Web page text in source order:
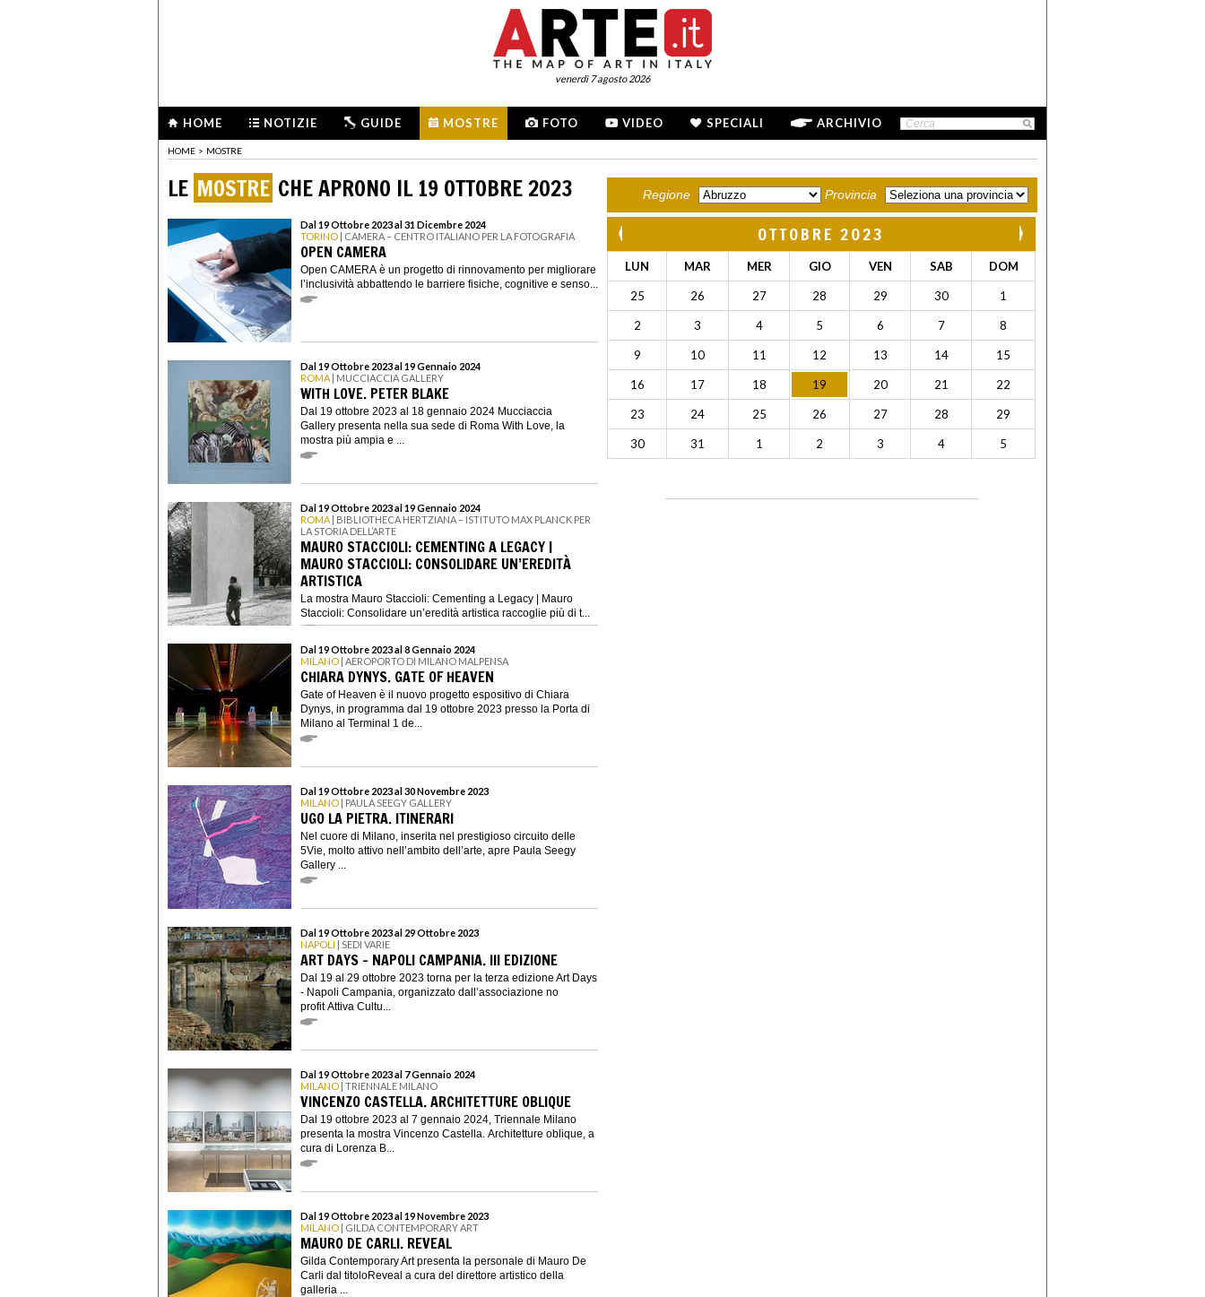
venerdì 7 agosto 2026
HOME NOTIZIE GUIDE MOSTRE FOTO VIDEO SPECIALI ARCHIVIO
HOME > MOSTRE
LE MOSTRE CHE APRONO IL 19 OTTOBRE 2023
Dal 19 Ottobre 2023 al 31 Dicembre 2024
TORINO | CAMERA – CENTRO ITALIANO PER LA FOTOGRAFIA
OPEN CAMERA
Open CAMERA è un progetto di rinnovamento per migliorare
l’inclusività abbattendo le barriere fisiche, cognitive e senso...
Dal 19 Ottobre 2023 al 19 Gennaio 2024
ROMA | MUCCIACCIA GALLERY
WITH LOVE. PETER BLAKE
Dal 19 ottobre 2023 al 18 gennaio 2024 Mucciaccia
Gallery presenta nella sua sede di Roma With Love, la
mostra più ampia e ...
Dal 19 Ottobre 2023 al 19 Gennaio 2024
ROMA | BIBLIOTHECA HERTZIANA – ISTITUTO MAX PLANCK PER
LA STORIA DELL’ARTE
MAURO STACCIOLI: CEMENTING A LEGACY |
MAURO STACCIOLI: CONSOLIDARE UN’EREDITÀ
ARTISTICA
La mostra Mauro Staccioli: Cementing a Legacy | Mauro
Staccioli: Consolidare un’eredità artistica raccoglie più di t...
Dal 19 Ottobre 2023 al 8 Gennaio 2024
MILANO | AEROPORTO DI MILANO MALPENSA
CHIARA DYNYS. GATE OF HEAVEN
Gate of Heaven è il nuovo progetto espositivo di Chiara
Dynys, in programma dal 19 ottobre 2023 presso la Porta di
Milano al Terminal 1 de...
Dal 19 Ottobre 2023 al 30 Novembre 2023
MILANO | PAULA SEEGY GALLERY
UGO LA PIETRA. ITINERARI
Nel cuore di Milano, inserita nel prestigioso circuito delle
5Vie, molto attivo nell’ambito dell’arte, apre Paula Seegy
Gallery ...
Dal 19 Ottobre 2023 al 29 Ottobre 2023
NAPOLI | SEDI VARIE
ART DAYS - NAPOLI CAMPANIA. III EDIZIONE
Dal 19 al 29 ottobre 2023 torna per la terza edizione Art Days
- Napoli Campania, organizzato dall’associazione no
profit Attiva Cultu...
Dal 19 Ottobre 2023 al 7 Gennaio 2024
MILANO | TRIENNALE MILANO
VINCENZO CASTELLA. ARCHITETTURE OBLIQUE
Dal 19 ottobre 2023 al 7 gennaio 2024, Triennale Milano
presenta la mostra Vincenzo Castella. Architetture oblique, a
cura di Lorenza B...
Dal 19 Ottobre 2023 al 19 Novembre 2023
MILANO | GILDA CONTEMPORARY ART
MAURO DE CARLI. REVEAL
Gilda Contemporary Art presenta la personale di Mauro De
Carli dal titoloReveal a cura del direttore artistico della
galleria ...
Regione Provincia
OTTOBRE 2023
LUN MAR MER GIO VEN SAB DOM
25 26 27 28 29 30 1
2 3 4 5 6 7 8
9 10 11 12 13 14 15
16 17 18 19 20 21 22
23 24 25 26 27 28 29
30 31 1 2 3 4 5